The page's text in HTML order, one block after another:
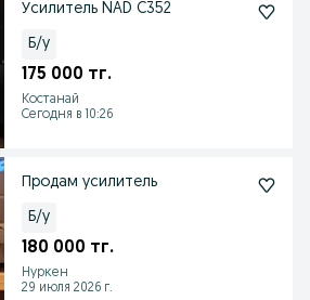
Усилитель NAD C352
Б/у
175 000 тг.
Костанай
Сегодня в 10:26
Продам усилитель
Б/у
180 000 тг.
Нуркен
29 июля 2026 г.